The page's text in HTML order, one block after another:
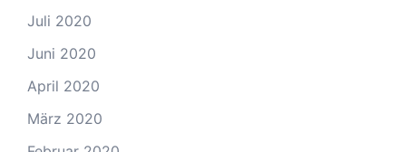
Juli 2020
Juni 2020
April 2020
März 2020